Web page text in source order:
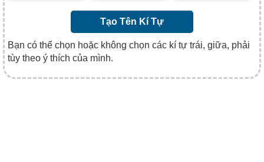
Tạo Tên Kí Tự
Bạn có thể chọn hoặc không chọn các kí tự trái, giữa, phải
tùy theo ý thích của mình.